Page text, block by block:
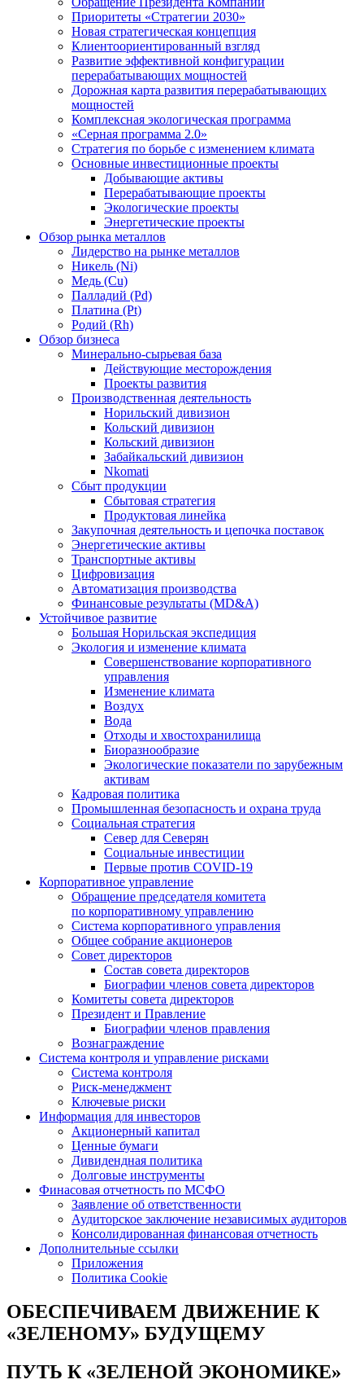
Приоритеты «Стратегии 2030»
Новая стратегическая концепция
Клиентоориентированный взгляд
Развитие эффективной конфигурации
перерабатывающих мощностей
Дорожная карта развития перерабатывающих
мощностей
Комплексная экологическая программа
«Серная программа 2.0»
Стратегия по борьбе с изменением климата
Основные инвестиционные проекты
Добывающие активы
Перерабатывающие проекты
Экологические проекты
Энергетические проекты
Обзор рынка металлов
Лидерство на рынке металлов
Никель (Ni)
Медь (Cu)
Палладий (Pd)
Платина (Pt)
Родий (Rh)
Обзор бизнеса
Минерально-сырьевая база
Действующие месторождения
Проекты развития
Производственная деятельность
Норильский дивизион
Кольский дивизион
Кольский дивизион
Забайкальский дивизион
Nkomati
Сбыт продукции
Сбытовая стратегия
Продуктовая линейка
Закупочная деятельность и цепочка поставок
Энергетические активы
Транспортные активы
Цифровизация
Автоматизация производства
Финансовые результаты (MD&A)
Устойчивое развитие
Большая Норильская экспедиция
Экология и изменение климата
Совершенствование корпоративного
управления
Изменение климата
Воздух
Вода
Отходы и хвостохранилища
Биоразнообразие
Экологические показатели по зарубежным
активам
Кадровая политика
Промышленная безопасность и охрана труда
Социальная стратегия
Север для Северян
Социальные инвестиции
Первые против COVID‑19
Корпоративное управление
Обращение председателя комитета
по корпоративному управлению
Система корпоративного управления
Общее собрание акционеров
Совет директоров
Состав совета директоров
Биографии членов совета директоров
Комитеты совета директоров
Президент и Правление
Биографии членов правления
Вознаграждение
Система контроля и управление рисками
Система контроля
Риск-менеджмент
Ключевые риски
Информация для инвесторов
Акционерный капитал
Ценные бумаги
Дивидендная политика
Долговые инструменты
Финасовая отчетность по МСФО
Заявление об ответственности
Аудиторское заключение независимых аудиторов
Консолидированная финансовая отчетность
Дополнительные ссылки
Приложения
Политика Cookie
ОБЕСПЕЧИВАЕМ ДВИЖЕНИЕ К
«ЗЕЛЕНОМУ» БУДУЩЕМУ
ПУТЬ К«ЗЕЛЕНОЙ ЭКОНОМИКЕ»